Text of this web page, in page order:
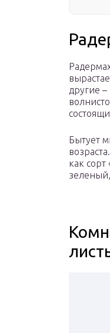
другие
Бытует
как